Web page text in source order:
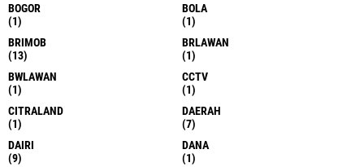
BOGOR
(1)
BOLA
(1)
BRIMOB
(13)
BRLAWAN
(1)
BWLAWAN
(1)
CCTV
(1)
CITRALAND
(1)
DAERAH
(7)
DAIRI
(9)
DANA
(1)